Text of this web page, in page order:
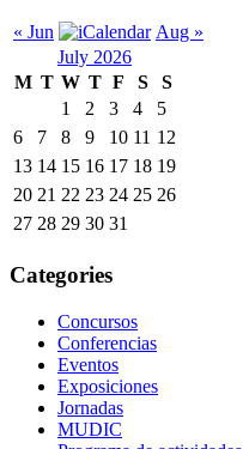
« Jun
Aug »
July 2026
M T W T F S
S
1
2 3 4
5
6
7 8 9 10 11 12
13 14 15 16 17 18 19
20 21 22 23 24 25 26
27 28 29 30 31
Categories
Concursos
Conferencias
Eventos
Exposiciones
Jornadas
MUDIC